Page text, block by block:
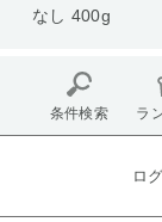
なし 400g
条件検索 ラ
ロ